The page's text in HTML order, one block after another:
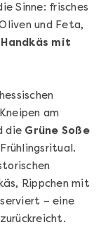
Mehr anzeigen
Sinne: frisches
und Feta,
Handkäs mit
am
die Grüne Soße
Rippchen mit
– eine